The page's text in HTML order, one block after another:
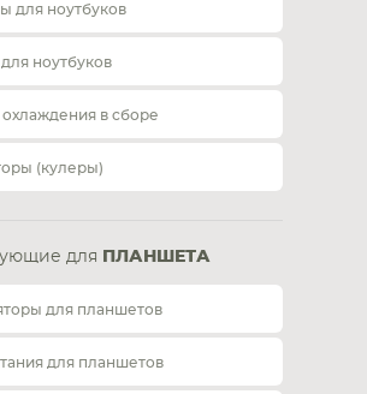
для ноутбуков
ноутбуков
в сборе
(кулеры)
для ПЛАНШЕТА
для планшетов
для планшетов